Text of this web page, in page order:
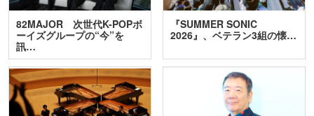
82MAJOR 次世代K-POPボ
ーイズグループの“今”を
訊…
『SUMMER SONIC
2026』、ベテラン3組の懐…